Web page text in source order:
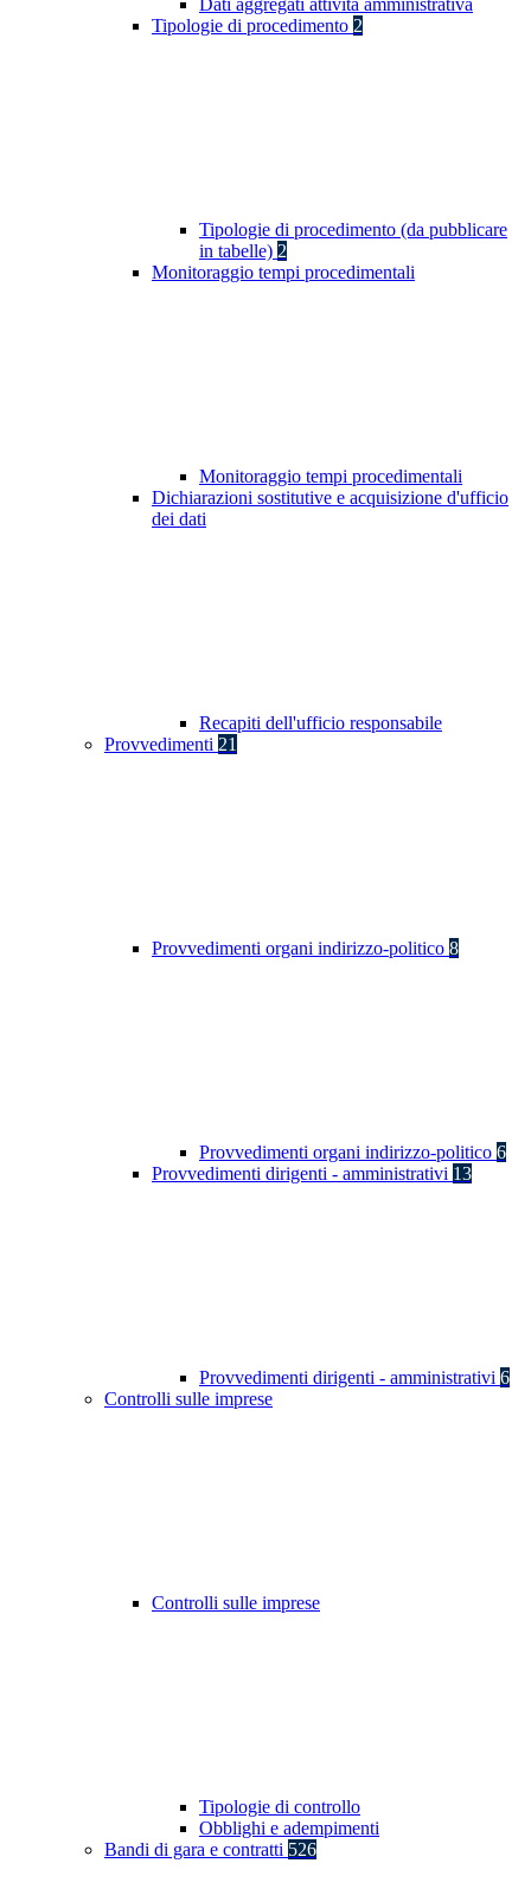
Dati aggregati attività amministrativa
Tipologie di procedimento 2
Tipologie di procedimento (da pubblicare
in tabelle) 2
Monitoraggio tempi procedimentali
Monitoraggio tempi procedimentali
Dichiarazioni sostitutive e acquisizione d'ufficio
dei dati
Recapiti dell'ufficio responsabile
Provvedimenti 21
Provvedimenti organi indirizzo-politico 8
Provvedimenti organi indirizzo-politico 6
Provvedimenti dirigenti - amministrativi 13
Provvedimenti dirigenti - amministrativi 6
Controlli sulle imprese
Controlli sulle imprese
Tipologie di controllo
Obblighi e adempimenti
Bandi di gara e contratti 526